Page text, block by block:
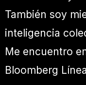
También soy
inteligencia
Me encuentro
Bloomberg